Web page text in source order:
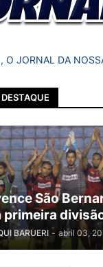
O JORNAL DA
São
primeira
BARUERI - abril 03,